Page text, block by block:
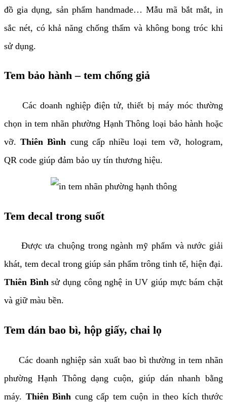
đồ gia dụng, sản phẩm handmade… Mẫu mã bắt mắt, in
sắc nét, có khả năng chống thấm và không bong tróc khi
sử dụng.
Tem bảo hành – tem chống giả
Các doanh nghiệp điện tử, thiết bị máy móc thường
chọn in tem nhãn phường Hạnh Thông loại bảo hành hoặc
vỡ.Thiên Bình cung cấp nhiều loại tem vỡ, hologram,
QR code giúp đảm bảo uy tín thương hiệu.
Tem decal trong suốt
Được ưa chuộng trong ngành mỹ phẩm và nước giải
khát, tem decal trong giúp sản phẩm trông tinh tế, hiện đại.
Thiên Bìnhsử dụng công nghệ in UV giúp mực bám chặt
và giữ màu bền.
Tem dán bao bì, hộp giấy, chai lọ
Các doanh nghiệp sản xuất bao bì thường in tem nhãn
phường Hạnh Thông dạng cuộn, giúp dán nhanh bằng
máy. Thiên Bình cung cấp tem cuộn in theo kích thước